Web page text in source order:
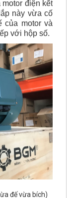
của motor và
với hộp số.
đế vừa bích)